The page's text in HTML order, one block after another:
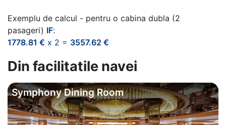
Exemplu de calcul - pentru o cabina dubla (2
pasageri) IF:
1778.81 € x 2 = 3557.62 €
Din facilitatile navei
Symphony Dining Room